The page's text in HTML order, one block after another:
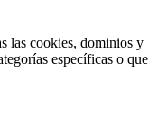
las cookies, dominios y
específicas o que